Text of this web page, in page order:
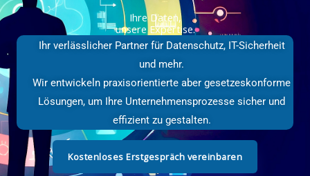
Ihre Daten,
unsere Expertise.
Ihr verlässlicher Partner für Datenschutz, IT-Sicherheit
und mehr.
Wir entwickeln praxisorientierte aber gesetzeskonforme
Lösungen, um Ihre Unternehmensprozesse sicher und
effizient zu gestalten.
Kostenloses Erstgespräch vereinbaren